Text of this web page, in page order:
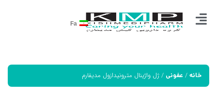
Fa
خانه / عفونی / ژل واژینال مترونیدازول مدیفارم